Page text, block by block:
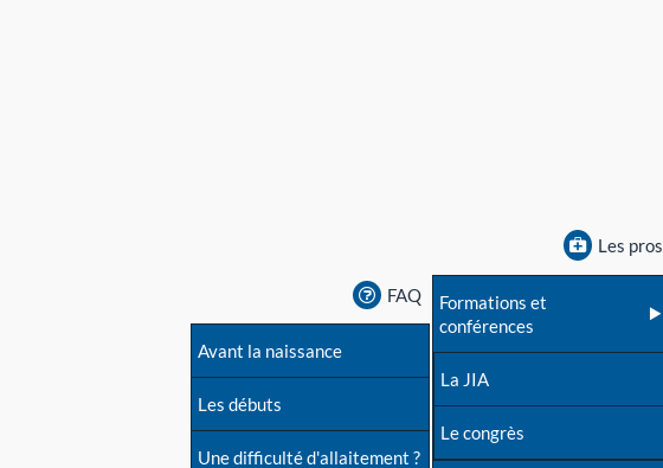
FAQ
Avant la naissance
Les débuts
Une difficulté d'allaitement ?
Les pros
Formations et
conférences
La JIA
Le congrès